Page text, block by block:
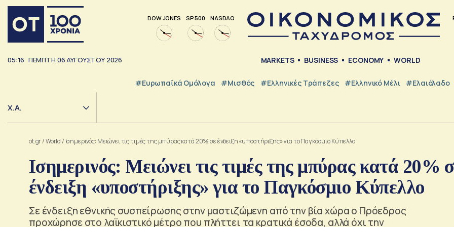
DOW JONES SP 500 NASDAQ
05:16 ΠΕΜΠΤΗ 06ΑΥΓΟΥΣΤΟΥ 2026 MARKETS BUSINESS ECONOMY WORLD
#Ευρωπαϊκά Ομόλογα #Μισθός #ελληνικές Τράπεζες #Ελληνικό Μέλι #Ελαιόλαδο
Χ.Α.
ot.gr/World / Ισημερινός: Μειώνει τις τιμές της μπύρας κατά 20% σε ένδειξη «υποστήριξης» για το Παγκόσμιο Κύπελλο
Ισημερινός: Μειώνει τις τιμές της μπύρας κατά 20%
ένδειξη «υποστήριξης» για το Παγκόσμιο Κύπελλο
Σε ένδειξη εθνικής συσπείρωσης στην μαστιζώμενη από την βία χώρα ο Πρόεδρος
προχώρησε στο λαϊκιστικό μέτρο που πλήττει τα κρατικά έσοδα, αλλά όχι την